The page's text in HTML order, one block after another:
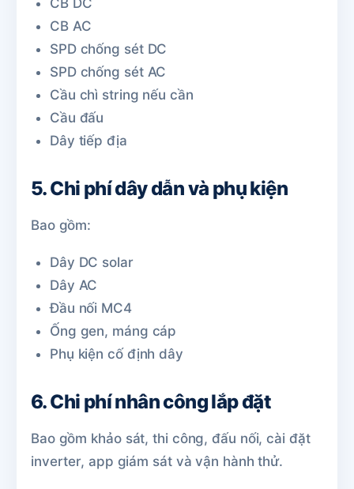
CB DC
CB AC
SPD chống sét DC
SPD chống sét AC
Cầu chì string nếu cần
Cầu đấu
Dây tiếp địa
5. Chi phí dây dẫn và phụ kiện
Bao gồm:
Dây DC solar
Dây AC
Đầu nối MC4
Ống gen, máng cáp
Phụ kiện cố định dây
6. Chi phí nhân công lắp đặt
Bao gồm khảo sát, thi công, đấu nối, cài đặt
inverter, app giám sát và vận hành thử.